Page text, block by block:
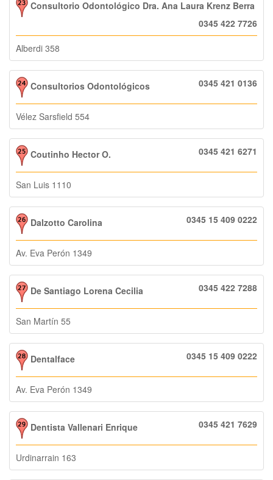
Consultorio Odontológico Dra. Ana Laura Krenz Berra
0345 422 7726
Alberdi 358
Consultorios Odontológicos 0345 421 0136
Vélez Sarsfield 554
Coutinho Hector O. 0345 421 6271
San Luis 1110
Dalzotto Carolina 0345 15 409 0222
Av. Eva Perón 1349
De Santiago Lorena Cecilia 0345 422 7288
San Martín 55
Dentalface 0345 15 409 0222
Av. Eva Perón 1349
Dentista Vallenari Enrique 0345 421 7629
Urdinarrain 163